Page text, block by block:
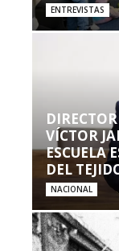
ENTREVISTAS
VÍCTOR
ESCUELA
DEL
NACIONAL